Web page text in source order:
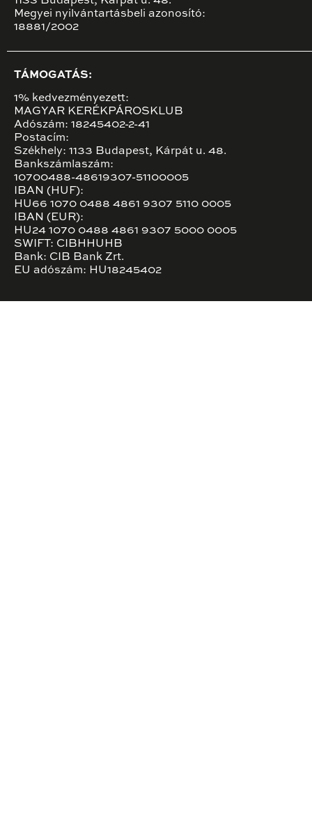
Megyei nyilvántartásbeli azonosító:
18881/2002
TÁMOGATÁS:
1% kedvezményezett:
MAGYAR KERÉKPÁROSKLUB
Adószám: 18245402-2-41
Postacím:
Székhely: 1133 Budapest, Kárpát u. 48.
Bankszámlaszám:
10700488-48619307-51100005
IBAN (HUF):
HU66 1070 0488 4861 9307 5110 0005
IBAN (EUR):
HU24 1070 0488 4861 9307 5000 0005
SWIFT: CIBHHUHB
Bank: CIB Bank Zrt.
EU adószám: HU18245402